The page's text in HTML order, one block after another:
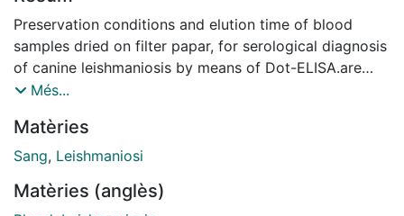
Preservation conditions and elution time of blood
samples dried on filter papar, for serological diagno­sis
of canine leishmaniosis by means of Dot-ELISA.are
studied. Titres do not change when blood has been
period titres decrease when the temperatura rises.
Elution time of samples stored at - 20·ºC should be
collection,to obtain comparable results.
Més...
Matèries
Sang, Leishmaniosi
Matèries (anglès)